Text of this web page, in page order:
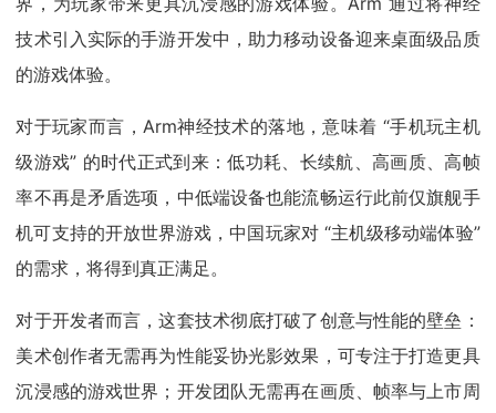
技术引入实际的手游开发中，助力移动设备迎来桌面级品质
的游戏体验。
对于玩家而言，Arm神经技术的落地，意味着 “手机玩主机
级游戏” 的时代正式到来：低功耗、长续航、高画质、高帧
率不再是矛盾选项，中低端设备也能流畅运行此前仅旗舰手
机可支持的开放世界游戏，中国玩家对 “主机级移动端体验”
的需求，将得到真正满足。
对于开发者而言，这套技术彻底打破了创意与性能的壁垒：
美术创作者无需再为性能妥协光影效果，可专注于打造更具
沉浸感的游戏世界；开发团队无需再在画质、帧率与上市周